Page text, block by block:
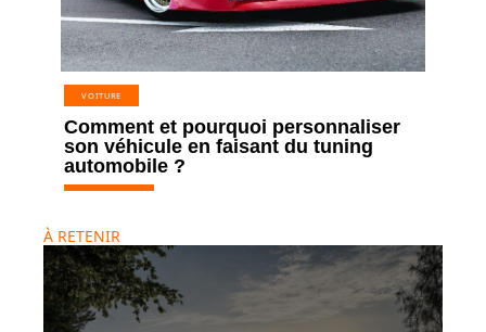
VOITURE
Comment et pourquoi personnaliser
son véhicule en faisant du tuning
automobile ?
À RETENIR